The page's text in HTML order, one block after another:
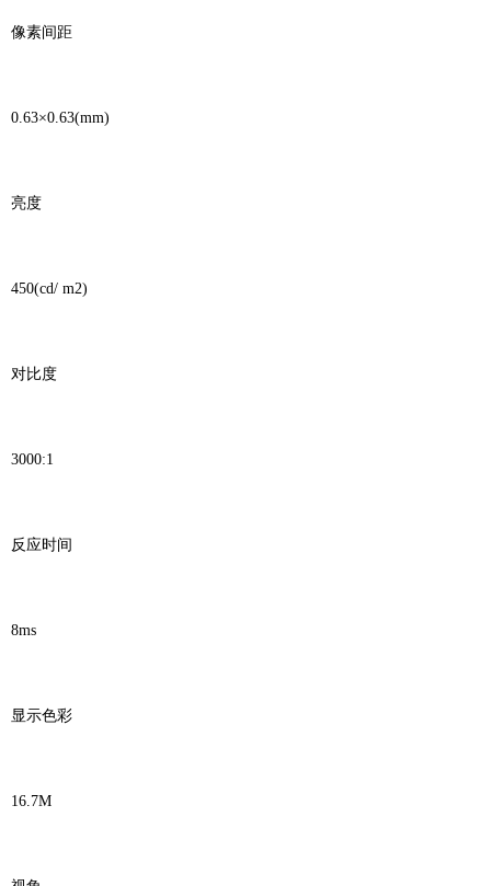
像素间距
0.63×0.63(mm)
亮度
450(cd/ m2)
对比度
3000:1
反应时间
8ms
显示色彩
16.7M